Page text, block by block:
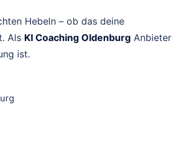
Hebeln – ob das deine
Als KI Coaching Oldenburg Anbieter
ist.